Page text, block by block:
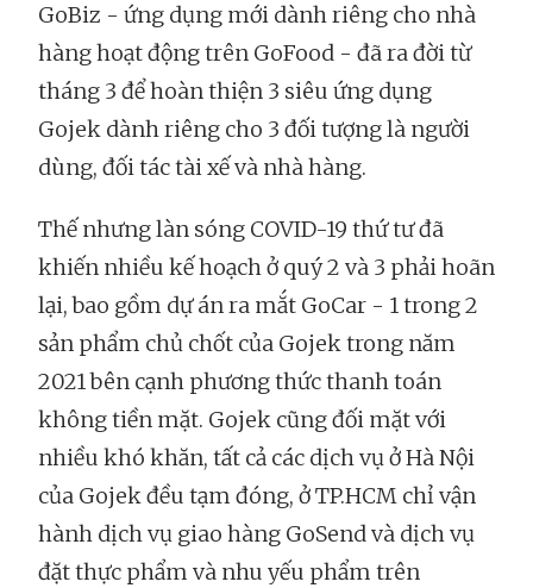
GoBiz - ứng dụng mới dành riêng cho nhà
hàng hoạt động trên GoFood - đã ra đời từ
tháng 3 để hoàn thiện 3 siêu ứng dụng
Gojek dành riêng cho 3 đối tượng là người
dùng, đối tác tài xế và nhà hàng.
Thế nhưng làn sóng COVID-19 thứ tư đã
khiến nhiều kế hoạch ở quý 2 và 3 phải hoãn
lại, bao gồm dự án ra mắt GoCar - 1 trong 2
sản phẩm chủ chốt của Gojek trong năm
2021 bên cạnh phương thức thanh toán
không tiền mặt. Gojek cũng đối mặt với
nhiều khó khăn, tất cả các dịch vụ ở Hà Nội
của Gojek đều tạm đóng, ở TP.HCM chỉ vận
hành dịch vụ giao hàng GoSend và dịch vụ
đặt thực phẩm và nhu yếu phẩm trên